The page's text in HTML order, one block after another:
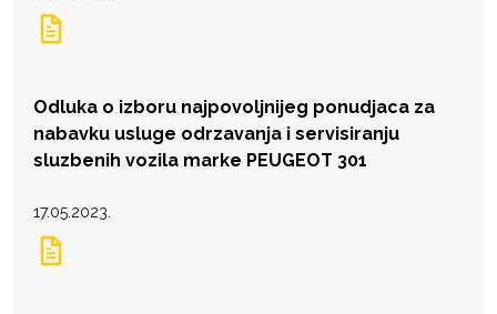
Odluka o izboru najpovoljnijeg ponudjaca za
nabavku usluge odrzavanja i servisiranju
sluzbenih vozila marke PEUGEOT 301
17.05.2023.